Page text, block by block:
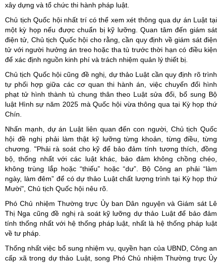
xây dựng và tổ chức thi hành pháp luật.
Chủ tịch Quốc hội nhất trí có thể xem xét thông qua dự án Luật tại
một kỳ họp nếu được chuẩn bị kỹ lưỡng. Quan tâm đến giám sát
điện tử, Chủ tịch Quốc hội cho rằng, cần quy định về giám sát điện
tử với người hưởng án treo hoặc tha tù trước thời hạn có điều kiện
để xác định nguồn kinh phí và trách nhiệm quản lý thiết bị.
Chủ tịch Quốc hội cũng đề nghị, dự thảo Luật cần quy định rõ trình
tự phối hợp giữa các cơ quan thi hành án, việc chuyển đổi hình
phạt tử hình thành tù chung thân theo Luật sửa đổi, bổ sung Bộ
luật Hình sự năm 2025 mà Quốc hội vừa thông qua tại Kỳ họp thứ
Chín.
Nhấn mạnh, dự án Luật liên quan đến con người, Chủ tịch Quốc
hội đề nghị phải làm thật kỹ lưỡng từng khoản, từng điều, từng
chương. "Phải rà soát cho kỹ để bảo đảm tính tương thích, đồng
bộ, thống nhất với các luật khác, bảo đảm không chồng chéo,
không trùng lắp hoặc “thiếu” hoặc “dư”. Bộ Công an phải “làm
ngày, làm đêm” để có dự thảo Luật chất lượng trình tại Kỳ họp thứ
Mười", Chủ tịch Quốc hội nêu rõ.
Phó Chủ nhiệm Thường trực Ủy ban Dân nguyện và Giám sát Lê
Thị Nga cũng đề nghị rà soát kỹ lưỡng dự thảo Luật để bảo đảm
tính thống nhất với hệ thống pháp luật, nhất là hệ thống pháp luật
về tư pháp.
Thống nhất việc bổ sung nhiệm vụ, quyền hạn của UBND, Công an
cấp xã trong dự thảo Luật, song Phó Chủ nhiệm Thường trực Ủy